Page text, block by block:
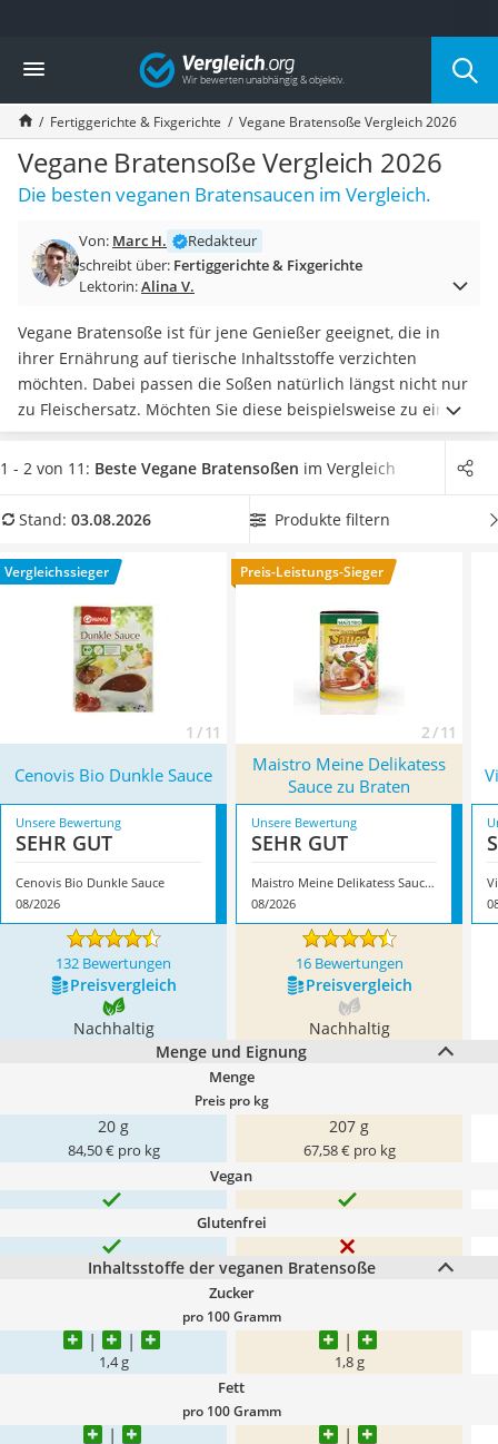
Die beliebtesten Vergleiche nach Kategorie
Lebensmittel
Schwarzkümmelöl
Knäckebrot
Schwarzkümmelöl-Kapseln
Manukahonig
Eiklar
Balsamico-Essig
Schwarzkümmelöl bio
Honig
Gemüsebrühe
Eiskaffee-Pulver
Irischer Whiskey
Grapefruitkernextrakt
Matcha-Set
MCT-Öl
Erythrit
Müsli ohne Zuckerzusatz
Vergleich
Fertiggerichte & Fixgerichte Vegane Bratensoße Vergleich 2026
Vegane Bratensoße Vergleich 2026
Die besten veganen Bratensaucen im Vergleich.
Von: Marc H.
Redakteur
schreibt über: Fertiggerichte & Fixgerichte
Lektorin:Alina V.
Vegane Bratensoße ist für jene Genießer geeignet, die in
ihrer Ernährung auf tierische Inhaltsstoffe verzichten
möchten. Dabei passen die Soßen natürlich längst nicht nur
zu Fleischersatz. Möchten Sie diese beispielsweise zu einem
Kartoffelknödelservieren, treffen Sie damit eine ebenso
ausgezeichnete Wahl. Wie gängige Tests im Internet
wichtigsten Unterscheidungsmerkmale. Wählen Sie jetzt aus
geringem Fettgehalt
, um von einer gesunden Ernährung zu
profitieren. Überzeugt hat uns hier im August 2026
besonders das Modell
Cenovis Bio Dunkle Sauce
Eigenschaften.
1 - 2 von 11: Beste Vegane Bratensoßen im Vergleich
Stand: 03.08.2026 Produkte filtern
Vergleichssieger
1 / 11
Preis-Leistungs-Sieger
2 / 11
Cenovis Bio Dunkle Sauce
Maistro Meine Delikatess
Sauce zu Braten
Unsere Bewertung
SEHR GUT
Cenovis Bio Dunkle Sauce
08/2026
Unsere Bewertung
SEHR GUT
Maistro Meine Delikatess Sauce zu Braten
08/2026
132 Bewertungen 16 Bewertungen
Preis­vergleich Preis­vergleich
Nachhaltig
Nachhaltig
Menge und Eignung
Menge
Preis pro kg
20 g
84,50 € pro kg
207 g
67,58 € pro kg
Vegan
Glutenfrei
Inhaltsstoffe der veganen Bratensoße
Zucker
pro 100 Gramm
1,4 g 1,8 g
Fett
pro 100 Gramm